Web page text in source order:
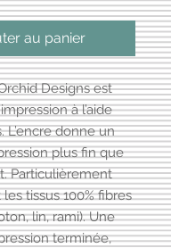
au panier
Designs est
à l’aide
L’encre donne un
plus fin que
Particulièrement
tissus 100% fibres
lin, rami). Une
terminée,